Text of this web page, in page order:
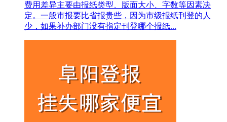
费用差异主要由报纸类型、版面大小、字数等因素决
定。一般市报要比省报贵些，因为市级报纸刊登的人
少，如果补办部门没有指定刊登哪个报纸...